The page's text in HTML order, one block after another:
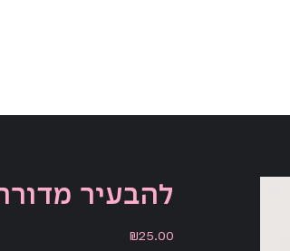
להבעיר
Price
₪25.00